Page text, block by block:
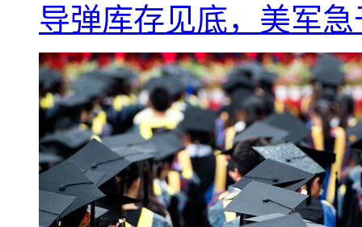
导弹库存见底，美军